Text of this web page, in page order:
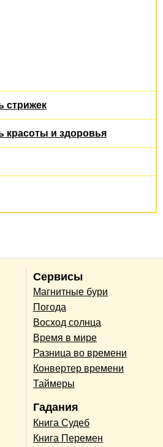
стрижек
красоты и здоровья
Сервисы
Магнитные бури
Погода
Восход солнца
Время в мире
Разница во времени
Конвертер времени
Таймеры
Гадания
Книга Судеб
Книга Перемен